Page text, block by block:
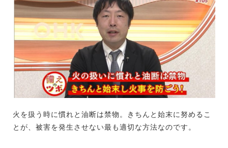
火を扱う時に慣れと油断は禁物。きちんと始末に努めるこ
とが、被害を発生させない最も適切な方法なのです。